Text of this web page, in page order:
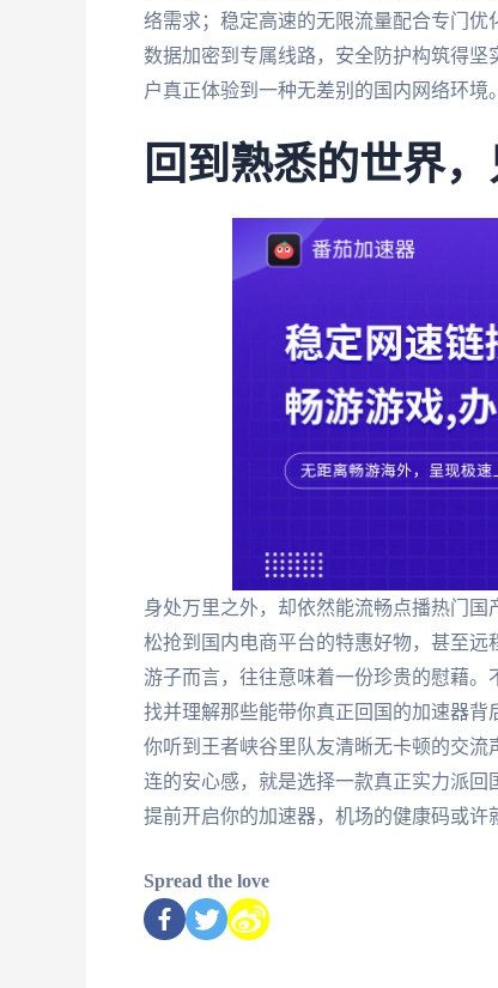
络需求；稳定高速的无限流量配合专门
数据加密到专属线路，安全防护构筑得
户真正体验到一种无差别的国内网络环境。
回到熟悉的世界
身处万里之外，却依然能流畅点播热门
松抢到国内电商平台的特惠好物，甚至
游子而言，往往意味着一份珍贵的慰藉
找并理解那些能带你真正回国的加速器
你听到王者峡谷里队友清晰无卡顿的交
连的安心感，就是选择一款真正实力派
提前开启你的加速器，机场的健康码或许
Spread the love